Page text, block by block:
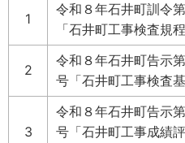
1
令和８年石井町訓令
「石井町工事検査規程
2
令和８年石井町告示
号「石井町工事検査基
3
令和８年石井町告示
号「石井町工事成績